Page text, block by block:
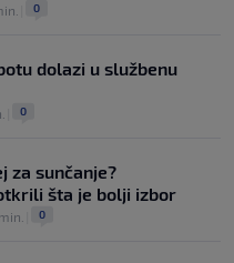
0
dolazi u službenu
0
za sunčanje?
šta je bolji izbor
0